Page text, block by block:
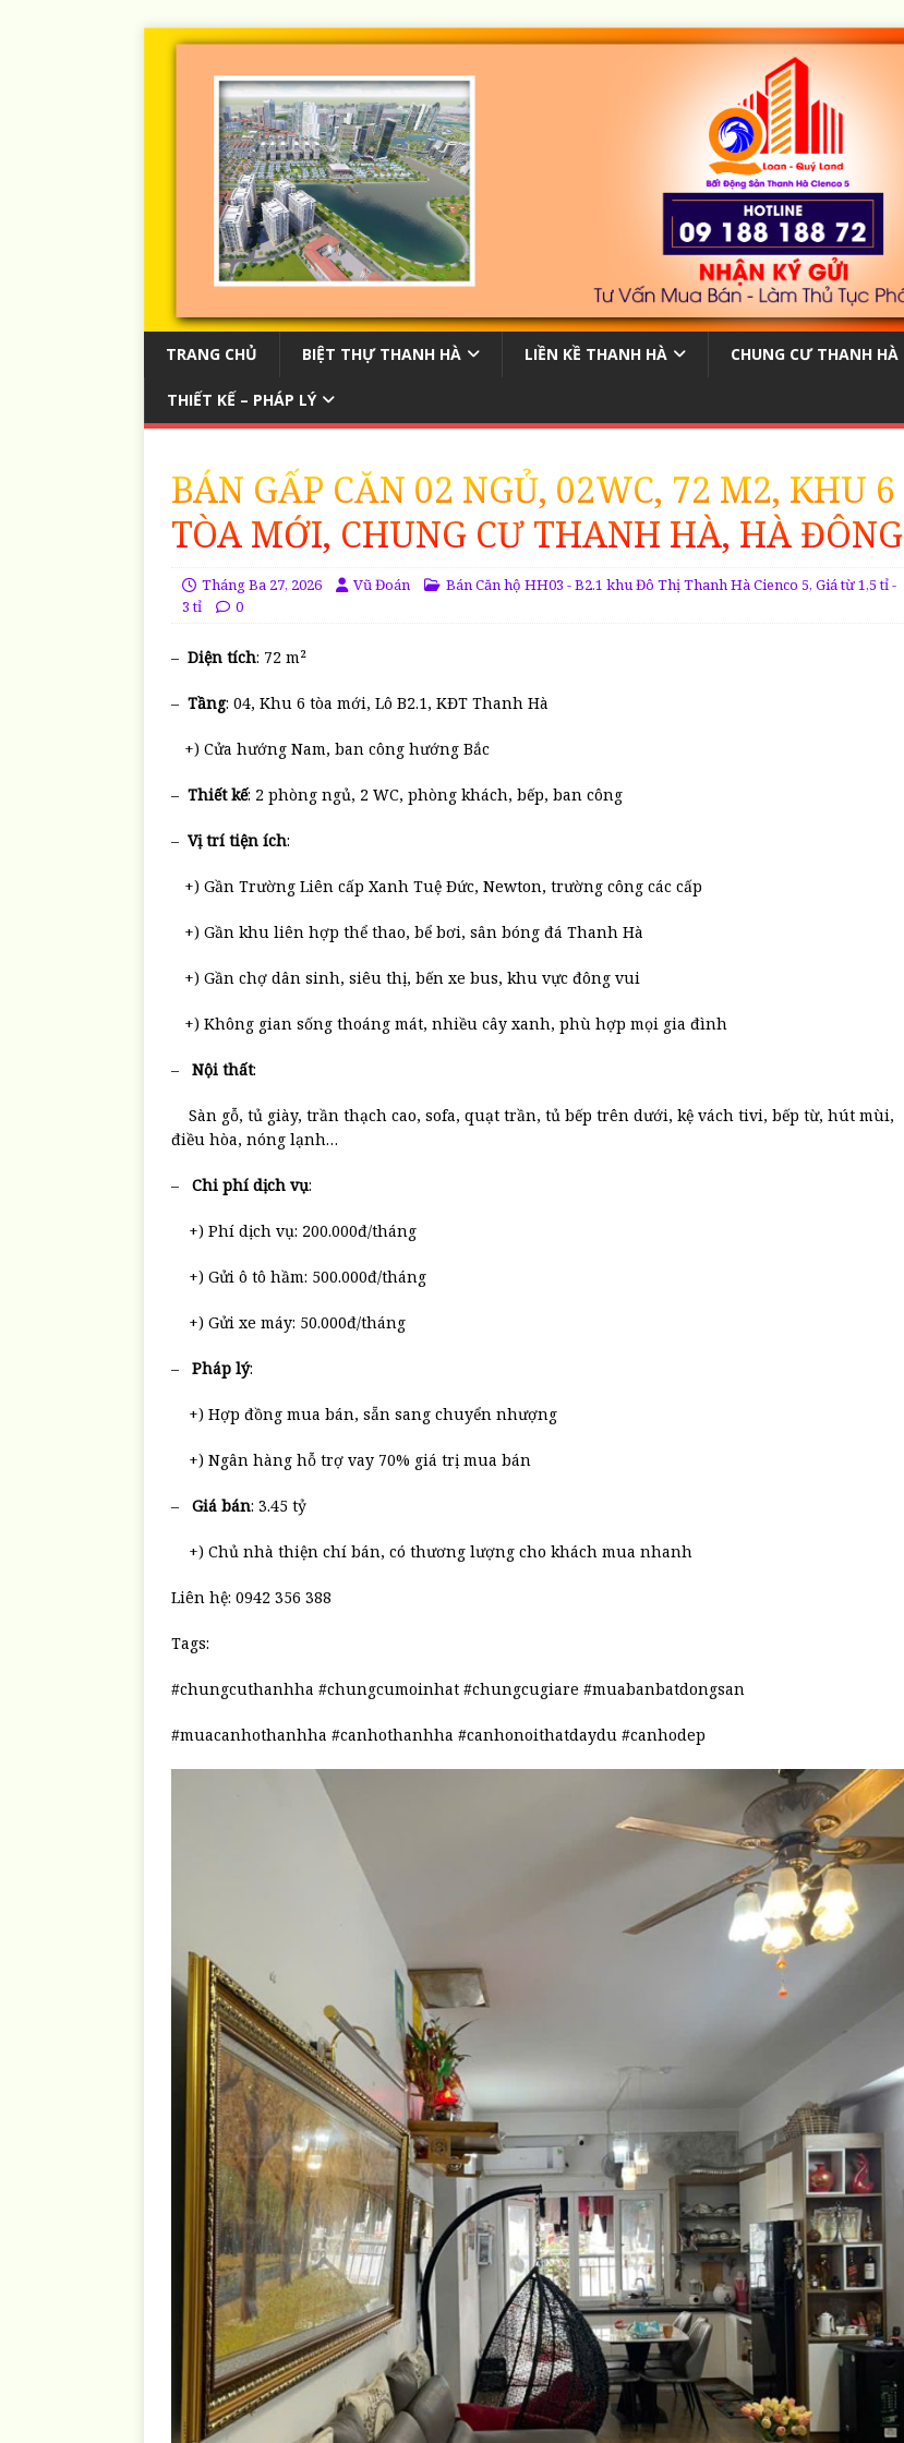
TRANG CHỦ BIỆT THỰ THANH HÀ LIỀN KỀ THANH HÀ CHUNG CƯ THANH HÀ
THIẾT KẾ – PHÁP LÝ
BÁN GẤP CĂN 02 NGỦ, 02WC, 72 M2, KHU 6
TÒA MỚI, CHUNG CƯ THANH HÀ, HÀ ĐÔNG
Tháng Ba 27, 2026 Vũ Đoán Bán Căn hộ HH03 - B2.1 khu Đô Thị Thanh Hà Cienco 5, Giá từ 1,5 tỉ -
3 tỉ
0
– Diện tích: 72 m²
– Tầng: 04, Khu 6 tòa mới, Lô B2.1, KĐT Thanh Hà
+) Cửa hướng Nam, ban công hướng Bắc
– Thiết kế: 2 phòng ngủ, 2 WC, phòng khách, bếp, ban công
– Vị trí tiện ích:
+) Gần Trường Liên cấp Xanh Tuệ Đức, Newton, trường công các cấp
+) Gần khu liên hợp thể thao, bể bơi, sân bóng đá Thanh Hà
+) Gần chợ dân sinh, siêu thị, bến xe bus, khu vực đông vui
+) Không gian sống thoáng mát, nhiều cây xanh, phù hợp mọi gia đình
– Nội thất:
Sàn gỗ, tủ giày, trần thạch cao, sofa, quạt trần, tủ bếp trên dưới, kệ vách tivi, bếp từ, hút mùi,
điều hòa, nóng lạnh…
– Chi phí dịch vụ:
+) Phí dịch vụ: 200.000đ/tháng
+) Gửi ô tô hầm: 500.000đ/tháng
+) Gửi xe máy: 50.000đ/tháng
– Pháp lý:
+) Hợp đồng mua bán, sẵn sang chuyển nhượng
+) Ngân hàng hỗ trợ vay 70% giá trị mua bán
– Giá bán: 3.45 tỷ
+) Chủ nhà thiện chí bán, có thương lượng cho khách mua nhanh
Liên hệ: 0942 356 388
Tags:
#chungcuthanhha #chungcumoinhat #chungcugiare #muabanbatdongsan
#muacanhothanhha #canhothanhha #canhonoithatdaydu #canhodep